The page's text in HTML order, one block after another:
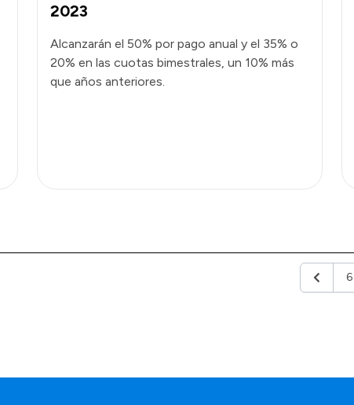
2023
Alcanzarán el 50% por pago anual y el 35% o
20% en las cuotas bimestrales, un 10% más
que años anteriores.
Anterior
6